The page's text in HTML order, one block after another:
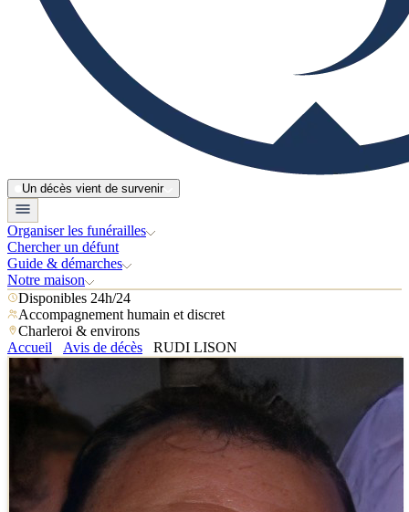
Un décès vient de survenir
Organiser les funérailles
Chercher un défunt
Guide & démarches
Notre maison
Disponibles 24h/24
Accompagnement humain et discret
Charleroi & environs
Accueil
Avis de décès RUDI LISON